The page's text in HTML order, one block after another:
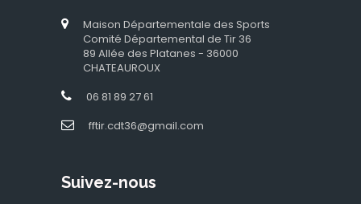
Maison Départementale des Sports
Comité Départemental de Tir 36
89 Allée des Platanes - 36000
CHATEAUROUX
06 81 89 27 61
fftir.cdt36@gmail.com
Suivez-nous